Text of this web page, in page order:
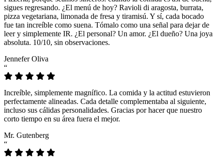
sigues regresando. ¿El menú de hoy? Ravioli di aragosta, burrata,
pizza vegetariana, limonada de fresa y tiramisú. Y sí, cada bocado
fue tan increíble como suena. Tómalo como una señal para dejar de
leer y simplemente IR. ¿El personal? Un amor. ¿El dueño? Una joya
absoluta. 10/10, sin observaciones.
Jennefer Oliva
“
Increíble, simplemente magnífico. La comida y la actitud estuvieron
perfectamente alineadas. Cada detalle complementaba al siguiente,
incluso sus cálidas personalidades. Gracias por hacer que nuestro
corto tiempo en su área fuera el mejor.
Mr. Gutenberg
“